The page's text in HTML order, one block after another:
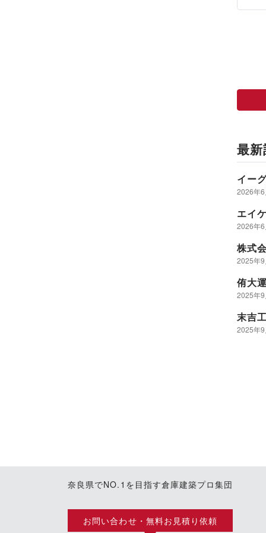
最
イー
2026年
エイ
2026年
株式
2025年
侑大
2025年
末吉
2025年
奈良県でNO.1を目指す倉庫建築プロ集団
お問い合わせ・無料お見積り依頼